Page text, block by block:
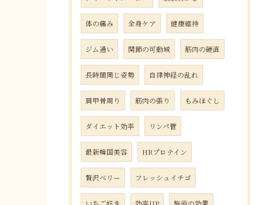
体の痛み 全身ケア 健康維持
ジム通い 関節の可動域 筋肉の硬直
長時間同じ姿勢 自律神経の乱れ
肩甲骨周り 筋肉の張り もみほぐし
ダイエット効率 リンパ管
最新韓国美容 HRプロテイン
贅沢ベリー フレッシュイチゴ